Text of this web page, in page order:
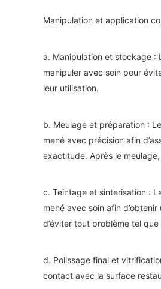
Manipulation et application
a. Manipulation et stockage :
manipuler avec soin pour
leur utilisation.
b. Meulage et préparation :
mené avec précision afin
exactitude. Après le
c. Teintage et sinterisation :
mené avec soin afin
d’éviter tout problème tel
d. Polissage final et
contact avec la surface